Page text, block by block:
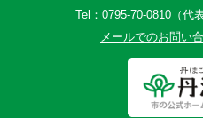
Tel：0795-70-0810（代
メールでのお問い